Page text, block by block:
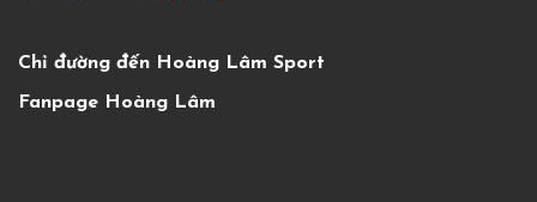
Chỉ đường đến Hoàng Lâm Sport
Fanpage Hoàng Lâm